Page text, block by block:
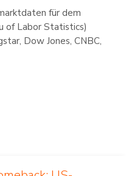
für dem
of Labor Statistics)
Dow Jones, CNBC,